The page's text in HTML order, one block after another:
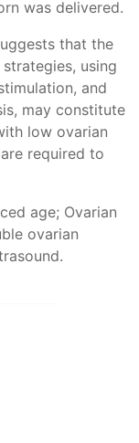
was delivered.
that the
using
and
may constitute
low ovarian
required to
age; Ovarian
ovarian